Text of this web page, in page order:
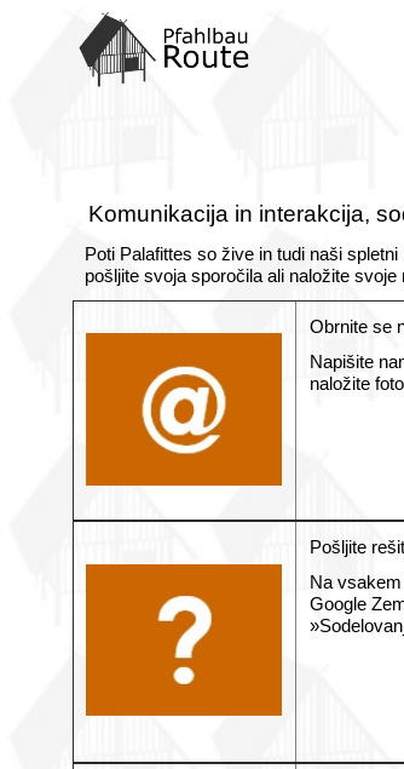
Koncept
Notranji
Komunikacija in interakcija,
Poti Palafittes so žive in tudi naši
pošljite svoja sporočila ali naložite
Obrnite se
Napišite
naložite
Pošljite
Na
Google